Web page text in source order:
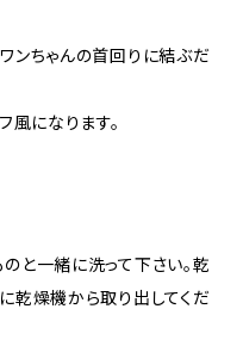
ンちゃんの首回りに結ぶだ
風になります。
と一緒に洗って下さい。乾
乾燥機から取り出してくだ